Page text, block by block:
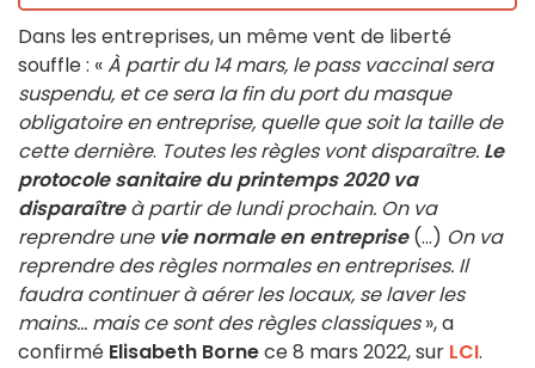
Dans les entreprises, un même vent de liberté
souffle : «À partir du 14 mars, le pass vaccinal sera
suspendu, et ce sera la fin du port du masque
obligatoire en entreprise, quelle que soit la taille de
cette dernière. Toutes les règles vont disparaître. Le
protocole sanitaire du printemps 2020 va
disparaîtreà partir de lundi prochain. On va
reprendre une vie normale en entreprise (...) On va
reprendre des règles normales en entreprises. Il
faudra continuer à aérer les locaux, se laver les
mains... mais ce sont des règles classiques», a
confirmé Elisabeth Bornece 8 mars 2022, sur LCI.